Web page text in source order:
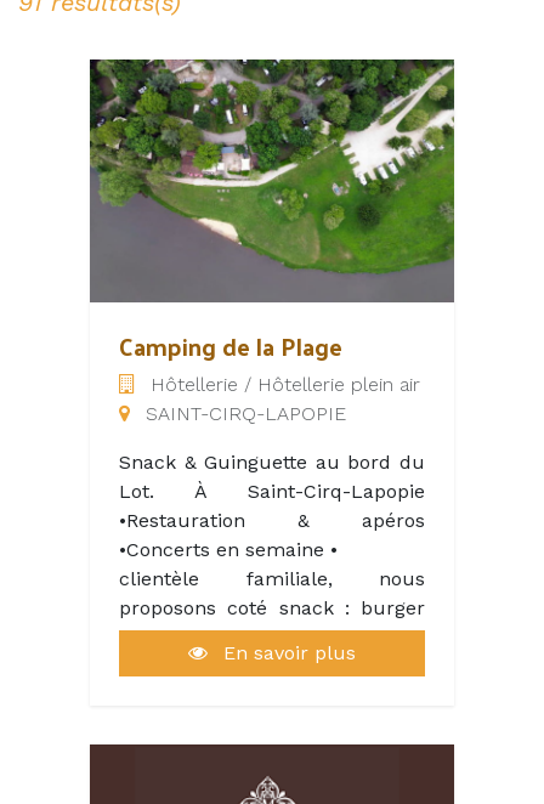
Camping de la Plage
Hôtellerie / Hôtellerie plein air
SAINT-CIRQ-LAPOPIE
Snack & Guinguette au bord du
Lot. À Saint-Cirq-Lapopie
•Restauration & apéros
•Concerts en semaine •
clientèle familiale, nous
proposons coté snack : burger
maison, frites, nuggets, panini,
tacos, glaces et boissons. pizza
En savoir plus